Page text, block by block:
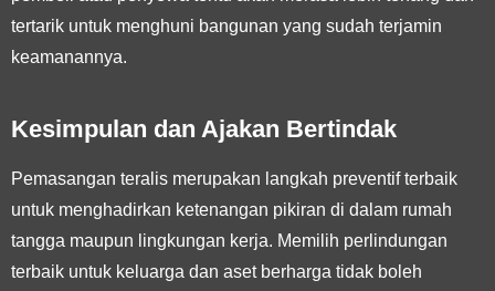
tertarik untuk menghuni bangunan yang sudah terjamin
keamanannya.
Kesimpulan dan Ajakan Bertindak
Pemasangan teralis merupakan langkah preventif terbaik
untuk menghadirkan ketenangan pikiran di dalam rumah
tangga maupun lingkungan kerja. Memilih perlindungan
terbaik untuk keluarga dan aset berharga tidak boleh